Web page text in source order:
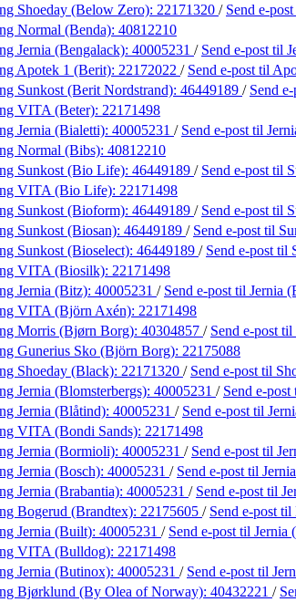
Shoeday (Below Zero): 22171320 / Send e-post
Normal (Benda): 40812210
Jernia (Bengalack): 40005231 / Send e-post til
Apotek 1 (Berit): 22172022 / Send e-post til
Sunkost (Berit Nordstrand): 46449189 / Send
VITA (Beter): 22171498
Jernia (Bialetti): 40005231 / Send e-post til
Normal (Bibs): 40812210
Sunkost (Bio Life): 46449189 / Send e-post til
VITA (Bio Life): 22171498
Sunkost (Bioform): 46449189 / Send e-post til
Sunkost (Biosan): 46449189 / Send e-post til
Sunkost (Bioselect): 46449189 / Send e-post til
VITA (Biosilk): 22171498
Jernia (Bitz): 40005231 / Send e-post til Jernia
VITA (Björn Axén): 22171498
Morris (Bjørn Borg): 40304857 / Send e-post til
Gunerius Sko (Björn Borg): 22175088
Shoeday (Black): 22171320 / Send e-post til
Jernia (Blomsterbergs): 40005231 / Send e-post
Jernia (Blåtind): 40005231 / Send e-post til
VITA (Bondi Sands): 22171498
Jernia (Bormioli): 40005231 / Send e-post til
Jernia (Bosch): 40005231 / Send e-post til
Jernia (Brabantia): 40005231 / Send e-post til
Bogerud (Brandtex): 22175605 / Send e-post til
Jernia (Built): 40005231 / Send e-post til Jernia
VITA (Bulldog): 22171498
Jernia (Butinox): 40005231 / Send e-post til
Bjørklund (By Olea of Norway): 40432221 /